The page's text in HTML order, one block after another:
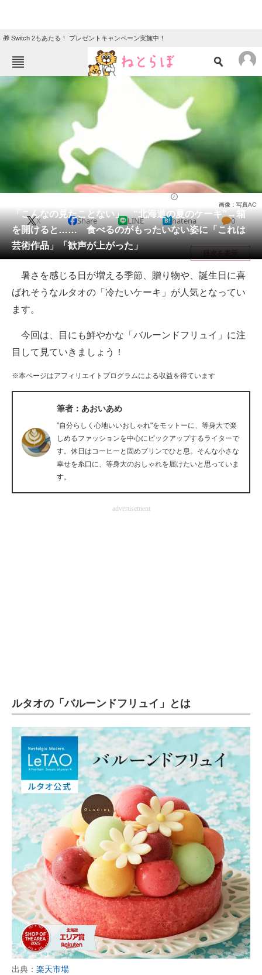
🎁 Switch 2もあたる！ プレゼントキャンペーン実施中！
ねとらぼメニュー
ニュース
教育・育児
リサーチ
会員記事
メディア
注目記事を集めた総合ページ
ITの今と未来を見通す
スマホと通信の最新トレンド
進化するPCとデバイスの未来
AI活用のいまが分かる
企業ITのトレンドを詳説
経営リーダーのコミュニティ
ITエンジニア向け専門サイト
建設×テクノロジーの最前線
ちょっと気になるネットの話題
「こんなの見たことない」 “北海道の夏のケーキ”→箱
を開けると…… 食べるのがもったいない姿に「これは
芸術作品」「歓声が上がった」
画像：写真AC
X Share LINE hatena 0
目次を表示
暑さを感じる日が増える季節、贈り物や、誕生日に喜
ばれそうなルタオの「冷たいケーキ」が人気となってい
ます。
今回は、目にも鮮やかな「バルーンドフリュイ」に注
目して見ていきましょう！
※本ページはアフィリエイトプログラムによる収益を得ています
筆者：あおいあめ
"自分らしく心地いいおしゃれ"をモットーに、等身大で楽
しめるファッションを中心にピックアップするライターで
す。休日はコーヒーと固めプリンでひと息。そんな小さな
幸せを糸口に、等身大のおしゃれを届けたいと思っていま
す。
advertisement
ルタオの「バルーンドフリュイ」とは
出典： 楽天市場